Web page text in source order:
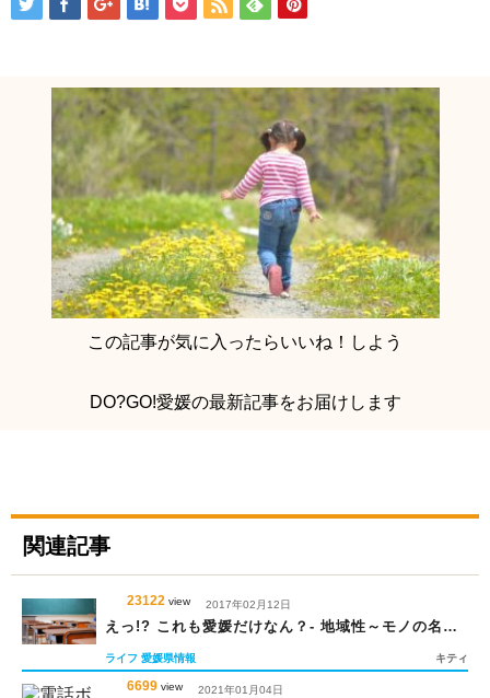
この記事が気に入ったらいいね！しよう
DO?GO!愛媛の最新記事をお届けします
関連記事
23122 view 2017年02月12日
えっ!? これも愛媛だけなん？- 地域性～モノの名前
ライフ 愛媛県情報 キティ
6699 view 2021年01月04日